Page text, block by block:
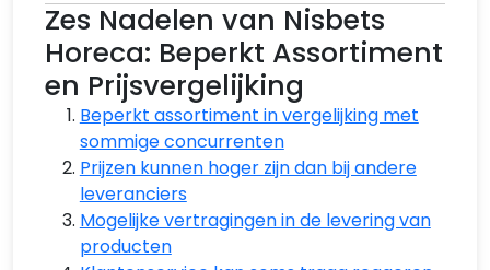
Zes Nadelen van Nisbets
Horeca: Beperkt Assortiment
en Prijsvergelijking
Beperkt assortiment in vergelijking met
sommige concurrenten
Prijzen kunnen hoger zijn dan bij andere
leveranciers
Mogelijke vertragingen in de levering van
producten